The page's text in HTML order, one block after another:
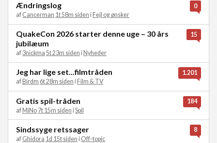
Ændringslog
af Cancerman 1t 58m siden i Fejl og ønsker
0
QuakeCon 2026 starter denne uge – 30 års
jubilæum
af 3nickma 5t 23m siden i Nyheder
15
Jeg har lige set...filmtråden
af Birdm 6t 28m siden i Film & TV
1.201
Gratis spil-tråden
afMiNo 7t 15m siden iSpil
184
Sindssyge retssager
af Ghidora 1d 15t siden i Off-topic
8